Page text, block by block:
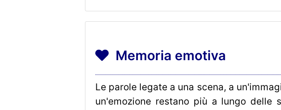
Memoria emotiva
Le parole legate a una scena, a
un'emozione restano più a lungo delle